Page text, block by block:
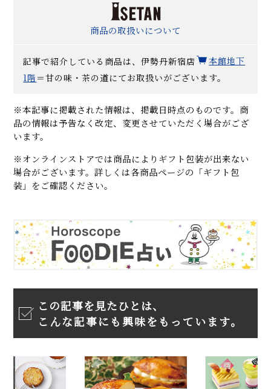
商品の取扱いについて
記事で紹介している商品は、伊勢丹新宿店
本館地下
1階 ＝甘の味・茶の道にてお取扱いがございます。
※本記事に掲載された情報は、掲載日時点のものです。商
品の情報は予告なく改定、変更させていただく場合がござ
います。
※オンラインストアでは商品によりギフト包装が出来ない
場合がございます。詳しくは各商品ページの「ギフト包
装」をご確認ください。
この記事を見たひとは、
こんな記事にも興味をもっています。